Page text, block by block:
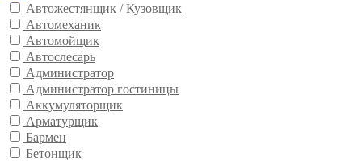
Автожестянщик / Кузовщик
Автомеханик
Автомойщик
Автослесарь
Администратор
Администратор гостиницы
Аккумуляторщик
Арматурщик
Бармен
Бетонщик